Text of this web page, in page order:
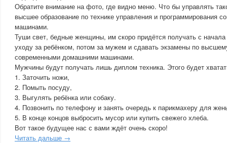
Обратите внимание на фото, где видно меню. Что бы управлять
высшее образование по технике управления и программирования
машинами.
Туши свет, бедные женщины, им скоро придётся получать с
уходу за ребёнком, потом за мужем и сдавать экзамены по
современными домашними машинами.
Мужчины будут получать лишь диплом техника. Этого будет
1. Заточить ножи,
2. Помыть посуду,
3. Выгулять ребёнка или собаку.
4. Позвонить по телефону и занять очередь к парикмахеру для
5. В конце концов выбросить мусор или купить свежего хлеба.
Вот такое будущее нас с вами ждёт очень скоро!
Читать дальше →